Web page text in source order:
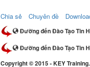
Chia sẻ Chuyên đề
Đường đến Đào Tạo Tin
Đường đến Đào Tạo Tin
Copyright © 2015 - KEY